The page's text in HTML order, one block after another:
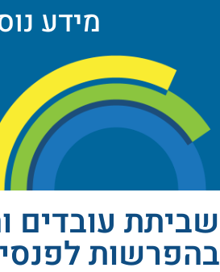
מידע
שביתת עובדים
בהפרשות